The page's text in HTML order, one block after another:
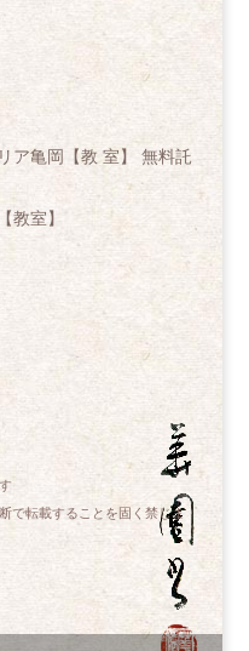
ア亀岡【教 室】 無料託
教室】
で転載することを固く禁じま